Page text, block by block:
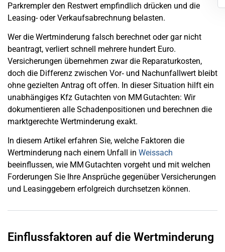
Parkrempler den Restwert empfindlich drücken und die
Leasing- oder Verkaufsabrechnung belasten.
Wer die Wertminderung falsch berechnet oder gar nicht
beantragt, verliert schnell mehrere hundert Euro.
Versicherungen übernehmen zwar die Reparaturkosten,
doch die Differenz zwischen Vor‑ und Nachunfallwert bleibt
ohne gezielten Antrag oft offen. In dieser Situation hilft ein
unabhängiges Kfz Gutachten von MM Gutachten: Wir
dokumentieren alle Schadenpositionen und berechnen die
marktgerechte Wertminderung exakt.
In diesem Artikel erfahren Sie, welche Faktoren die
Wertminderung nach einem Unfall in Weissach
beeinflussen, wie MM Gutachten vorgeht und mit welchen
Forderungen Sie Ihre Ansprüche gegenüber Versicherungen
und Leasinggebern erfolgreich durchsetzen können.
Einflussfaktoren auf die Wertminderung